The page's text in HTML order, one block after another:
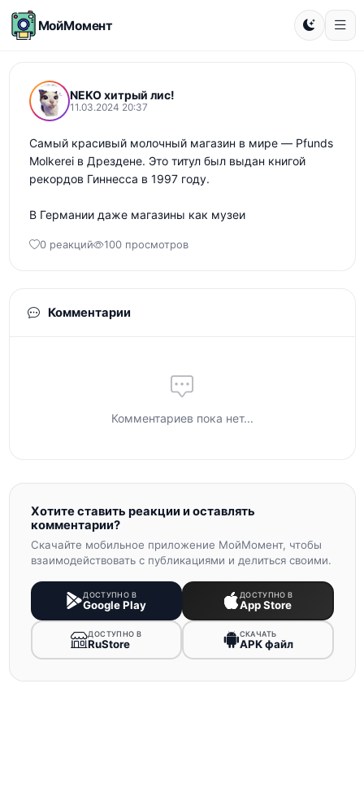
МойМомент
NEKO хитрый лис!
11.03.2024 20:37
Самый красивый молочный магазин в мире — Pfunds
Molkerei в Дрездене. Это титул был выдан книгой
рекордов Гиннесса в 1997 году.
В Германии даже магазины как музеи
0 реакций 100 просмотров
Комментарии
Комментариев пока нет...
Хотите ставить реакции и оставлять
комментарии?
Скачайте мобильное приложение МойМомент, чтобы
взаимодействовать с публикациями и делиться своими.
ДОСТУПНО В
Google Play
ДОСТУПНО В
App Store
ДОСТУПНО В
RuStore
СКАЧАТЬ
APK файл